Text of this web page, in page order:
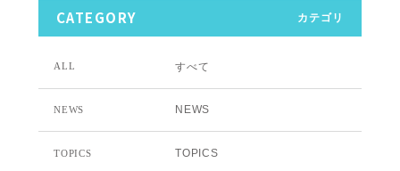
CATEGORY カテゴリ
ALL すべて
NEWS NEWS
TOPICS TOPICS